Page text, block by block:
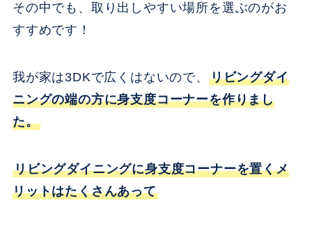
その中でも、取り出しやすい場所を選ぶのがお
すすめです！
我が家は3DKで広くはないので、 リビングダイ
ニングの端の方に身支度コーナーを作りまし
た。
リビングダイニングに身支度コーナーを置くメ
リットはたくさんあって